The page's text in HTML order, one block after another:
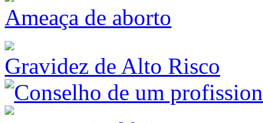
Ameaça de aborto
Gravidez de Alto Risco